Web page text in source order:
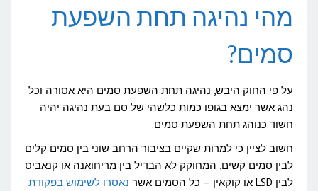
מהי נהיגה תחת השפעת
סמים?
על פי החוק היבש, נהיגה תחת השפעת סמים היא אסורה וכל
נהג אשר ימצא בגופו כמות כלשהי של סם בעת נהיגה יהיה
חשוד כנוהג תחת השפעת סמים.
חשוב לציין כי למרות שקיים בציבור הרחב שוני בין סמים קלים
לבין סמים קשים, המחוקק לא הבדיל בין מריחואנה או קנאביס
לבין LSD או קוקאין – כל הסמים אשר
נאסרו לשימוש בפקודת